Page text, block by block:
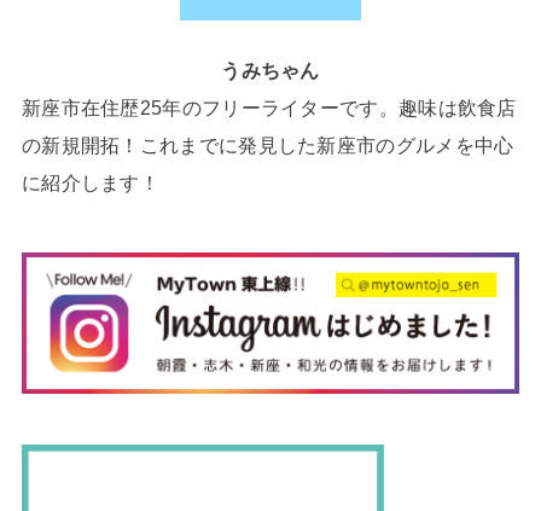
うみちゃん
新座市在住歴25年のフリーライターです。趣味は飲食店
の新規開拓！これまでに発見した新座市のグルメを中心
に紹介します！